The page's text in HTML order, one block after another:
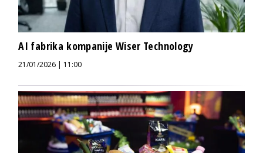
AI fabrika kompanije Wiser Technology
21/01/2026 | 11:00